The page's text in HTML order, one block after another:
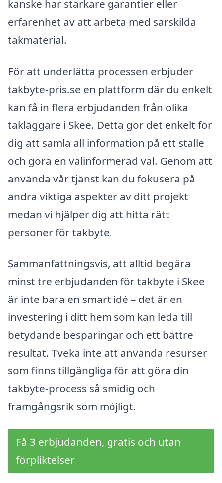
kanske har starkare garantier eller
erfarenhet av att arbeta med särskilda
takmaterial.
För att underlätta processen erbjuder
takbyte-pris.se en plattform där du enkelt
kan få in flera erbjudanden från olika
takläggare i Skee. Detta gör det enkelt för
dig att samla all information på ett ställe
och göra en välinformerad val. Genom att
använda vår tjänst kan du fokusera på
andra viktiga aspekter av ditt projekt
medan vi hjälper dig att hitta rätt
personer för takbyte.
Sammanfattningsvis, att alltid begära
minst tre erbjudanden för takbyte i Skee
är inte bara en smart idé – det är en
investering i ditt hem som kan leda till
betydande besparingar och ett bättre
resultat. Tveka inte att använda resurser
som finns tillgängliga för att göra din
takbyte-process så smidig och
framgångsrik som möjligt.
Få 3 erbjudanden, gratis och utan
förpliktelser